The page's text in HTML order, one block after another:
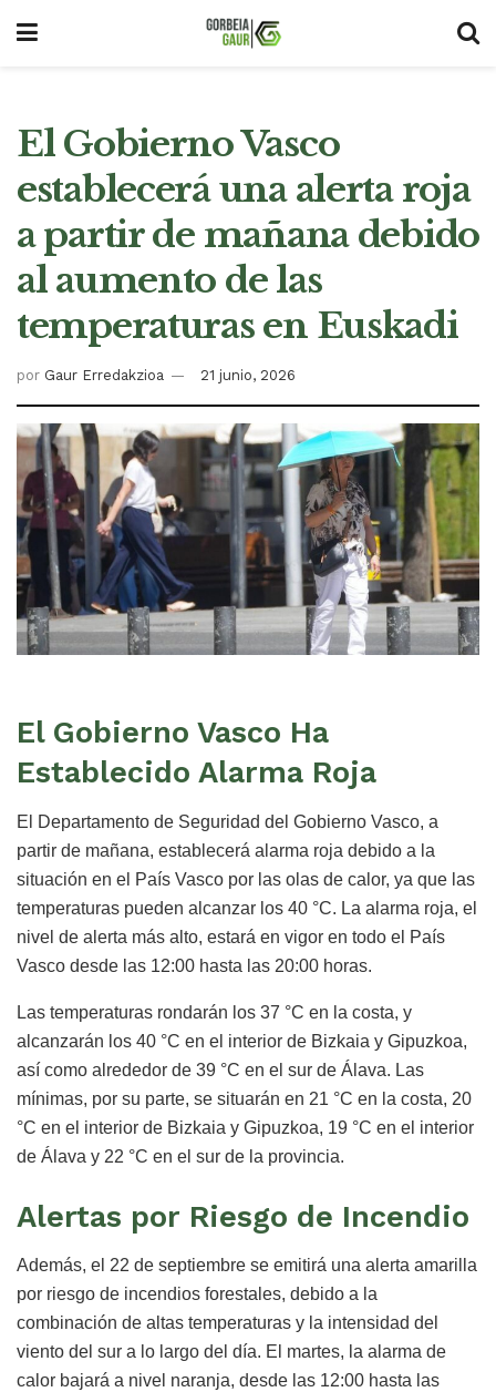
El Gobierno Vasco
establecerá una alerta roja
a partir de mañana debido
al aumento de las
temperaturas en Euskadi
por Gaur Erredakzioa 21 junio, 2026
El Gobierno Vasco Ha
Establecido Alarma Roja
El Departamento de Seguridad del Gobierno Vasco, a
partir de mañana, establecerá alarma roja debido a la
situación en el País Vasco por las olas de calor, ya que las
temperaturas pueden alcanzar los 40 °C. La alarma roja, el
nivel de alerta más alto, estará en vigor en todo el País
Vasco desde las 12:00 hasta las 20:00 horas.
Las temperaturas rondarán los 37 °C en la costa, y
alcanzarán los 40 °C en el interior de Bizkaia y Gipuzkoa,
así como alrededor de 39 °C en el sur de Álava. Las
mínimas, por su parte, se situarán en 21 °C en la costa, 20
°C en el interior de Bizkaia y Gipuzkoa, 19 °C en el interior
de Álava y 22 °C en el sur de la provincia.
Alertas por Riesgo de Incendio
Además, el 22 de septiembre se emitirá una alerta amarilla
por riesgo de incendios forestales, debido a la
combinación de altas temperaturas y la intensidad del
viento del sur a lo largo del día. El martes, la alarma de
calor bajará a nivel naranja, desde las 12:00 hasta las